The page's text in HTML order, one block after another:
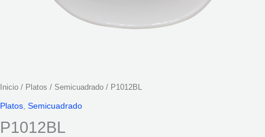
Inicio / Platos / Semicuadrado / P1012BL
Platos Semicuadrado
P1012BL